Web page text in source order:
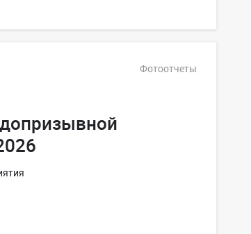
Фотоотчеты